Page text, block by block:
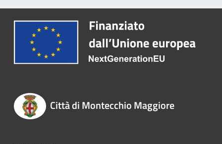
Città di Montecchio Maggiore